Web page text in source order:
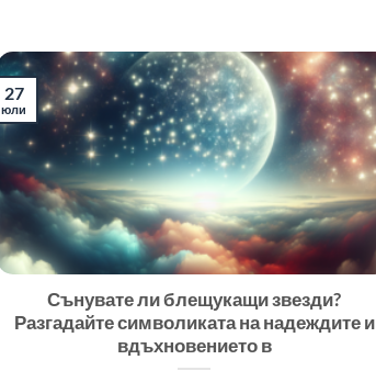
Сънувате ли блещукащи звезди?
Разгадайте символиката на надеждите и
вдъхновението в
27
юли